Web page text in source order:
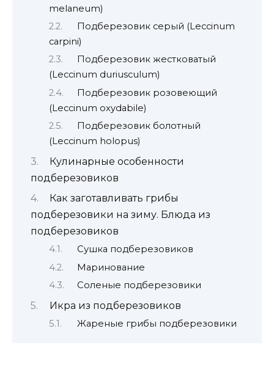
melaneum)
Подберезовик серый (Leccinum
carpini)
Подберезовик жестковатый
(Leccinum duriusculum)
Подберезовик розовеющий
(Leccinum oxydabile)
Подберезовик болотный
(Lеccinum hоlopus)
Кулинарные особенности
подберезовиков
Как заготавливать грибы
подберезовики на зиму. Блюда из
подберезовиков
Сушка подберезовиков
Маринование
Соленые подберезовики
Икра из подберезовиков
Жареные грибы подберезовики